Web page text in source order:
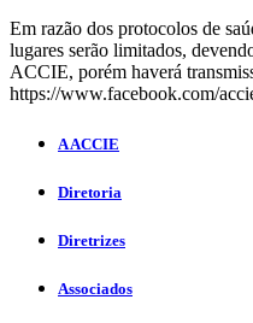
Em razão dos protocolos de
lugares serão limitados,
ACCIE, porém haverá
https://www.facebook.com/
A ACCIE
Diretoria
Diretrizes
Associados